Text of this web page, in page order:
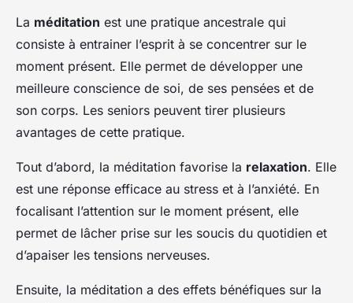
La méditation est une pratique ancestrale qui
consiste à entrainer l’esprit à se concentrer sur le
moment présent. Elle permet de développer une
meilleure conscience de soi, de ses pensées et de
son corps. Les seniors peuvent tirer plusieurs
avantages de cette pratique.
Tout d’abord, la méditation favorise la relaxation. Elle
est une réponse efficace au stress et à l’anxiété. En
focalisant l’attention sur le moment présent, elle
permet de lâcher prise sur les soucis du quotidien et
d’apaiser les tensions nerveuses.
Ensuite, la méditation a des effets bénéfiques sur la